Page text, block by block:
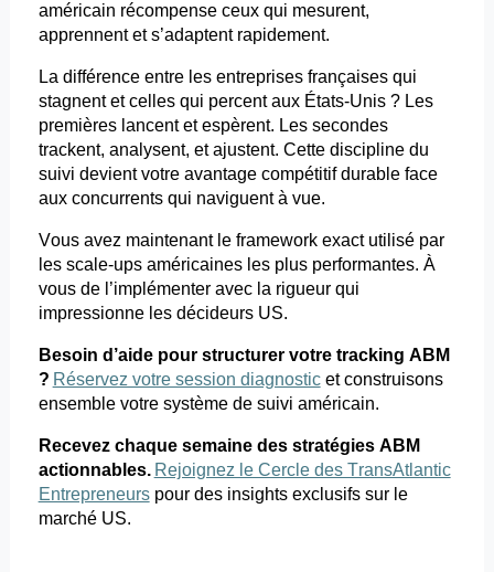
américain récompense ceux qui mesurent,
apprennent et s’adaptent rapidement.
La différence entre les entreprises françaises qui
stagnent et celles qui percent aux États-Unis ? Les
premières lancent et espèrent. Les secondes
trackent, analysent, et ajustent. Cette discipline du
suivi devient votre avantage compétitif durable face
aux concurrents qui naviguent à vue.
Vous avez maintenant le frameworkexact utilisé par
les scale-ups américaines les plus performantes. À
vous de l’implémenter avec la rigueur qui
impressionne les décideurs US.
Besoin d’aide pour structurer votre tracking ABM
? Réservez votre session diagnostic etconstruisons
ensemble votre système de suivi américain.
Recevez chaque semaine des stratégies ABM
actionnables. Rejoignez le Cercle des TransAtlantic
Entrepreneurs pourdes insights exclusifs sur le
marché US.